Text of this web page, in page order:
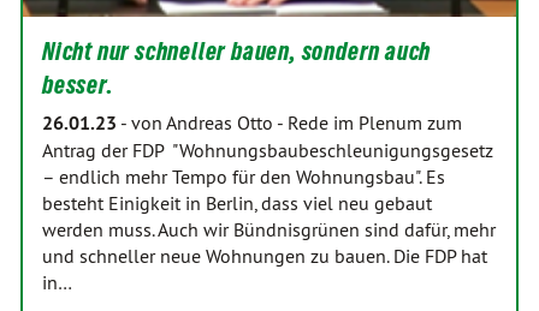
Nicht nur schneller bauen, sondern auch
besser.
26.01.23 - von Andreas Otto - Rede im Plenum zum
Antrag der FDP "Wohnungsbaubeschleunigungsgesetz
– endlich mehr Tempo für den Wohnungsbau". Es
besteht Einigkeit in Berlin, dass viel neu gebaut
werden muss. Auch wir Bündnisgrünen sind dafür, mehr
und schneller neue Wohnungen zu bauen. Die FDP hat
in…